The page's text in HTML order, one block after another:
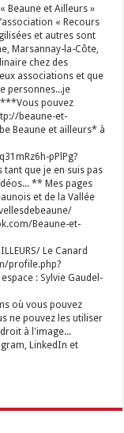
Beaune et Ailleurs »
« Recours
et autres sont
Marsannay-la-Côte,
chez des
associations et que
personnes...je
pouvez
beaune-et-
Beaune et ailleurs* à
pPlPg?
que je en suis pas
** Mes pages
et de la Vallée
Beaune-et-
Le Canard
profile.php?
: Sylvie Gaudel-
où vous pouvez
ne pouvez les utiliser
à l'image...
LinkedIn et